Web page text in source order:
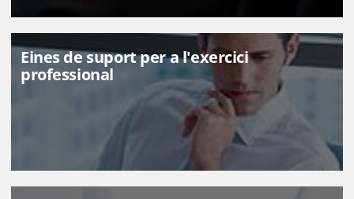
Eines de suport per a l'exercici
professional